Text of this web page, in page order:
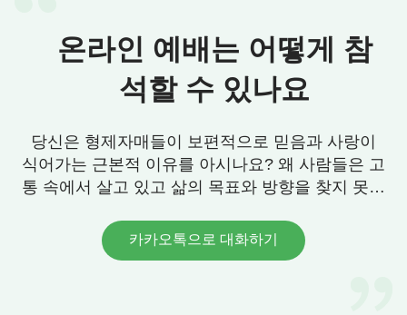
참되시도다(계시록 15:3)
또 내가 들으니 제단이 말하기를 그러하다 주 하나
로우시도다 하더라(계시록 16:7)
관련된 하나님 말씀:
대표하지만, 이 이름들은 내 경륜의 서로 다른 시대
를 대표할 뿐, 나의 모든 것을 대표하지는 않는다. 땅
온라인 예배는 어떻게 참
석할 수 있나요
당신은 형제자매들이 보편적으로 믿음과 사랑이
식어가는 근본적 이유를 아시나요? 왜 사람들은 고
통 속에서 살고 있고 삶의 목표와 방향을 찾지 못할
카카오톡으로 대화하기